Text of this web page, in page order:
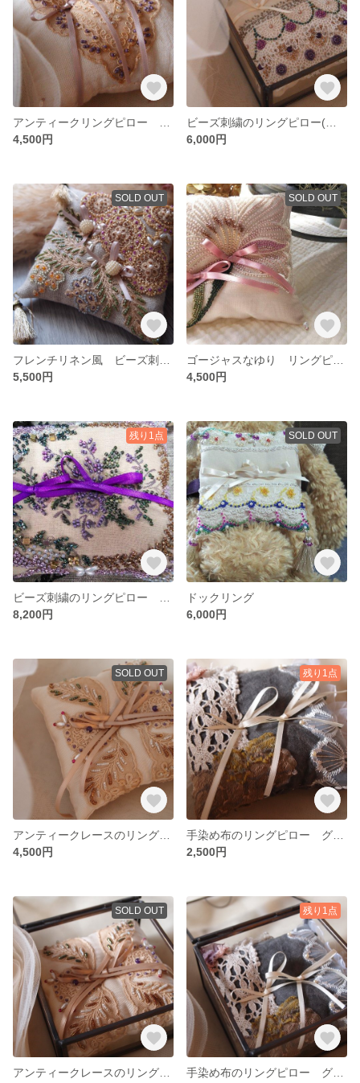
4,500円
6,000円
SOLD OUT
5,500円
SOLD OUT
4,500円
残り1点
8,200円
SOLD OUT
ドックリング
6,000円
SOLD OUT
4,500円
残り1点
2,500円
SOLD OUT 残り1点